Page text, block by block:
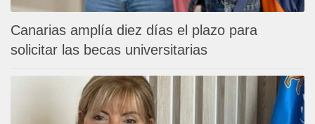
Canarias amplía diez días el plazo para
solicitar las becas universitarias